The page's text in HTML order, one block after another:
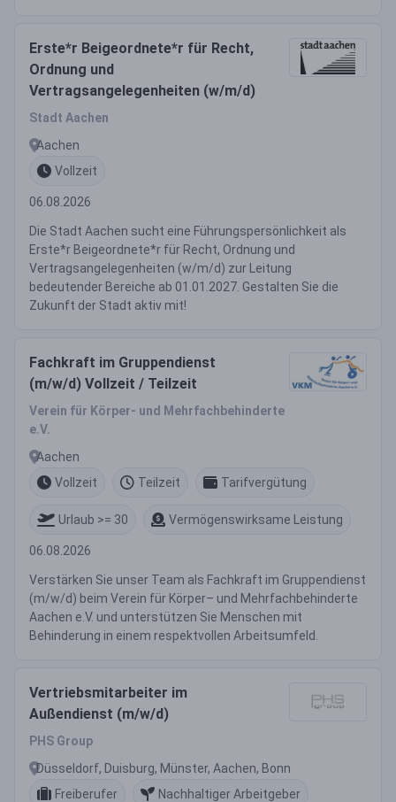
Erste*r Beigeordnete*r für Recht,
Ordnung und
Vertragsangelegenheiten (w/m/d)
Stadt Aachen
Aachen
Vollzeit
06.08.2026
Die Stadt Aachen sucht eine Führungspersönlichkeit als
Erste*r Beigeordnete*r für Recht, Ordnung und
Vertragsangelegenheiten (w/m/d) zur Leitung
bedeutender Bereiche ab 01.01.2027. Gestalten Sie die
Zukunft der Stadt aktiv mit!
Fachkraft im Gruppendienst
(m/w/d) Vollzeit / Teilzeit
Verein für Körper- und Mehrfachbehinderte
e.V.
Aachen
Vollzeit
Teilzeit Tarifvergütung
Urlaub >= 30 Vermögenswirksame Leistung
06.08.2026
Verstärken Sie unser Team als Fachkraft im Gruppendienst
(m/w/d) beim Verein für Körper– und Mehrfachbehinderte
Aachen e.V. und unterstützen Sie Menschen mit
Behinderung in einem respektvollen Arbeitsumfeld.
Vertriebsmitarbeiter im
Außendienst (m/w/d)
PHS Group
Düsseldorf, Duisburg, Münster, Aachen, Bonn
Freiberufer
Nachhaltiger Arbeitgeber